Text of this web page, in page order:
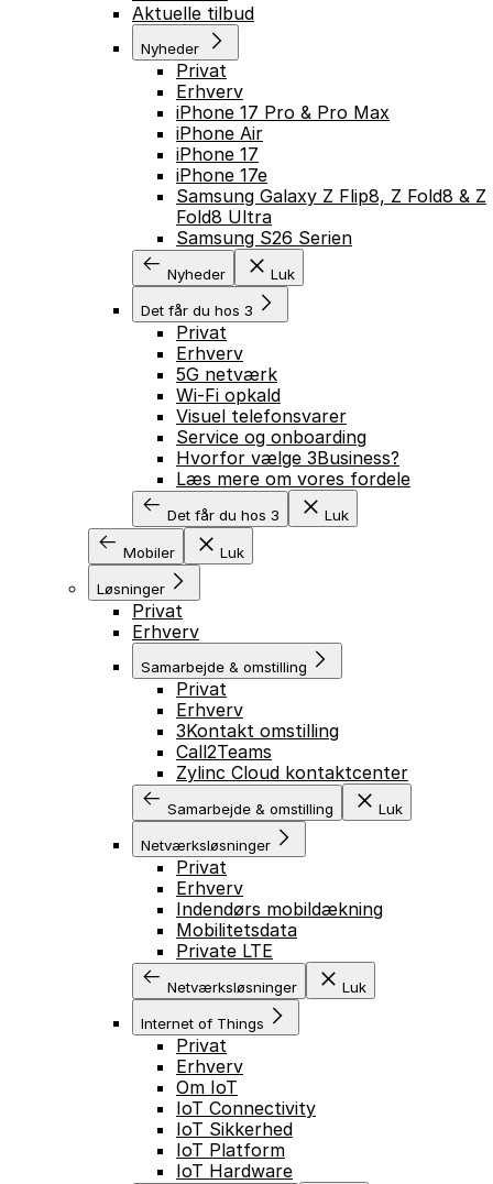
Aktuelle tilbud
Nyheder
Privat
Erhverv
iPhone 17 Pro & Pro Max
iPhone Air
iPhone 17
iPhone 17e
Samsung Galaxy Z Flip8, Z Fold8 & Z
Fold8 Ultra
Samsung S26 Serien
Nyheder Luk
Det får du hos 3
Privat
Erhverv
5G netværk
Wi-Fi opkald
Visuel telefonsvarer
Service og onboarding
Hvorfor vælge 3Business?
Læs mere om vores fordele
Det får du hos 3 Luk
Mobiler Luk
Løsninger
Privat
Erhverv
Samarbejde & omstilling
Privat
Erhverv
3Kontakt omstilling
Call2Teams
Zylinc Cloud kontaktcenter
Samarbejde & omstilling Luk
Netværksløsninger
Privat
Erhverv
Indendørs mobildækning
Mobilitetsdata
Private LTE
Netværksløsninger Luk
Internet of Things
Privat
Erhverv
Om IoT
IoT Connectivity
IoT Sikkerhed
IoT Platform
IoT Hardware